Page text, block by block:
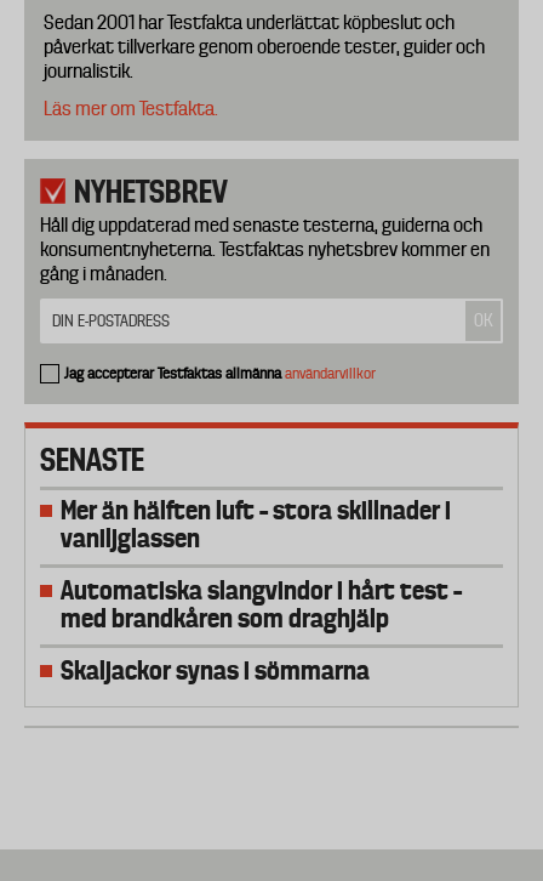
Sedan 2001 har Testfakta underlättat köpbeslut och
påverkat tillverkare genom oberoende tester, guider och
journalistik.
Läs mer om Testfakta.
NYHETSBREV
Håll dig uppdaterad med senaste testerna, guiderna och
konsumentnyheterna. Testfaktas nyhetsbrev kommer en
gång i månaden.
Jag accepterar Testfaktas allmännaanvändarvillkor
SENASTE
Mer än hälften luft – stora skillnader i
vaniljglassen
Automatiska slangvindor i hårt test –
med brandkåren som draghjälp
Skaljackor synas i sömmarna